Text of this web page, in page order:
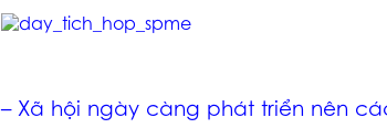
– Xã hội ngày càng phát triển nên